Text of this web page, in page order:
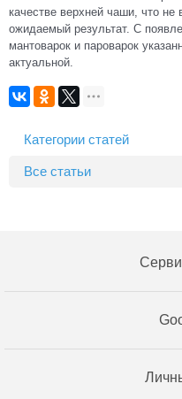
качестве верхней чаши, что не
ожидаемый результат. С
мантоварок и пароварок
актуальной.
Категории статей
Все статьи